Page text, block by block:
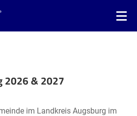
2026 & 2027
Leaflet| © OpenStreetMap2
im Landkreis Augsburg im